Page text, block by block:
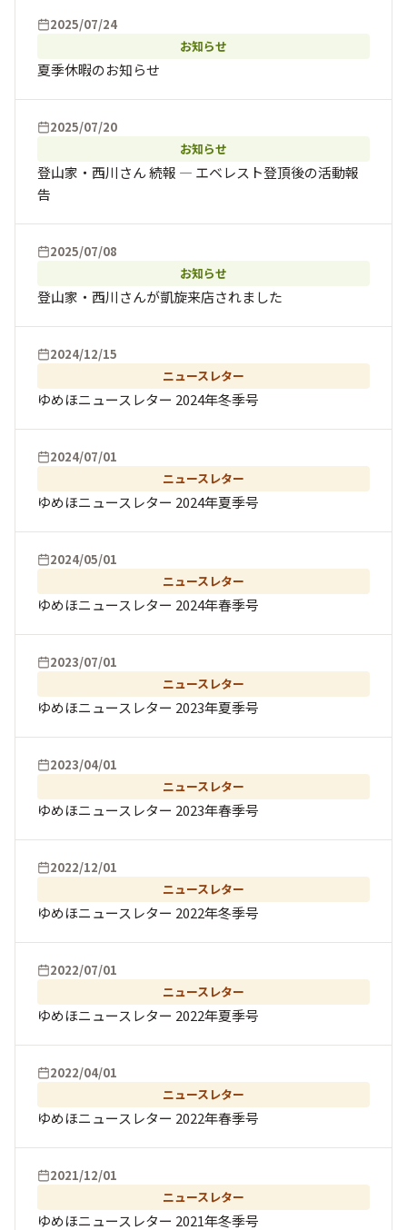
2025/07/24
お知らせ
夏季休暇のお知らせ
2025/07/20
お知らせ
登山家・西川さん 続報 — エベレスト登頂後の活動報
告
2025/07/08
お知らせ
登山家・西川さんが凱旋来店されました
2024/12/15
ニュースレター
ゆめほニュースレター 2024年冬季号
2024/07/01
ニュースレター
ゆめほニュースレター 2024年夏季号
2024/05/01
ニュースレター
ゆめほニュースレター 2024年春季号
2023/07/01
ニュースレター
ゆめほニュースレター 2023年夏季号
2023/04/01
ニュースレター
ゆめほニュースレター 2023年春季号
2022/12/01
ニュースレター
ゆめほニュースレター 2022年冬季号
2022/07/01
ニュースレター
ゆめほニュースレター 2022年夏季号
2022/04/01
ニュースレター
ゆめほニュースレター 2022年春季号
2021/12/01
ニュースレター
ゆめほニュースレター 2021年冬季号